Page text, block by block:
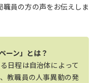
員の方の声をお伝えしま
ーン」とは？
日程は自治体によって
教職員の人事異動の発